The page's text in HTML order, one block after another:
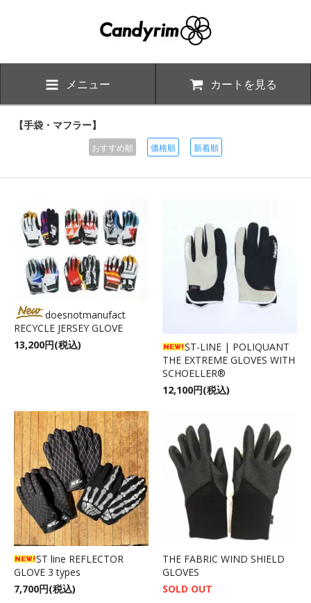
メニュー カートを見る
【手袋・マフラー】
おすすめ順 価格順 新着順
doesnotmanufact
RECYCLE JERSEY GLOVE
13,200円(税込)
ST-LINE | POLIQUANT
THE EXTREME GLOVES WITH
SCHOELLER®
12,100円(税込)
ST line REFLECTOR
GLOVE 3 types
7,700円(税込)
THE FABRIC WIND SHIELD
GLOVES
SOLD OUT